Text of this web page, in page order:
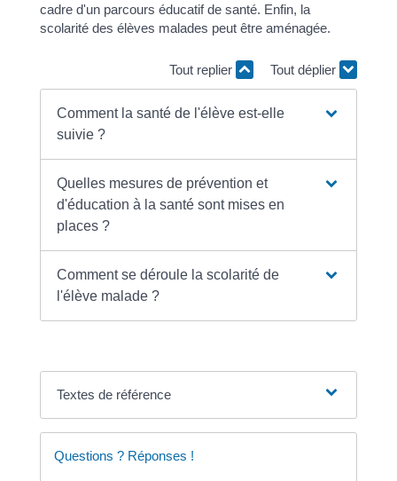
cadre d'un parcours éducatif de santé. Enfin, la
scolarité des élèves malades peut être aménagée.
Tout replier Tout déplier
Comment la santé de l'élève est-elle
suivie ?
Quelles mesures de prévention et
d'éducation à la santé sont mises en
places ?
Comment se déroule la scolarité de
l'élève malade ?
Textes de référence
Questions ? Réponses !